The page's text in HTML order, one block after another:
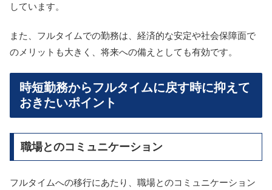
しています。
また、フルタイムでの勤務は、経済的な安定や社会保障面で
のメリットも大きく、将来への備えとしても有効です。
時短勤務からフルタイムに戻す時に抑えて
おきたいポイント
職場とのコミュニケーション
フルタイムへの移行にあたり、職場とのコミュニケーション